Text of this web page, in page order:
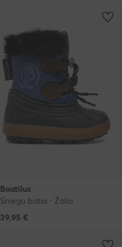
Boatilus
Sniego batai · Žalia
39,95 €